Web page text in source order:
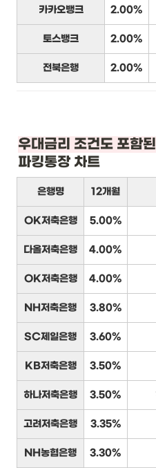
카카오뱅크 2.00%
토스뱅크 2.00%
전북은행 2.00%
우대금리 조건도 포함된
파킹통장 차트
은행명 12개월
OK저축은행 5.00%
다올저축은행 4.00%
OK저축은행 4.00%
NH저축은행 3.80%
SC제일은행 3.60%
KB저축은행 3.50%
하나저축은행 3.50%
고려저축은행 3.35%
NH농협은행 3.30%